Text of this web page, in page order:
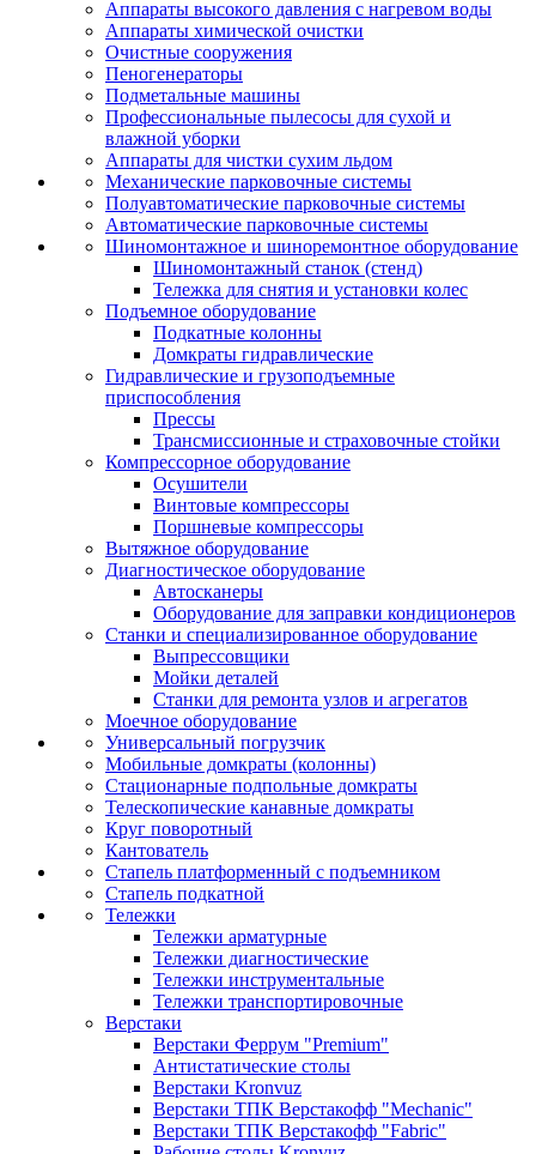
Аппараты высокого давления с нагревом воды
Аппараты химической очистки
Очистные сооружения
Пеногенераторы
Подметальные машины
Профессиональные пылесосы для сухой и
влажной уборки
Аппараты для чистки сухим льдом
Механические парковочные системы
Полуавтоматические парковочные системы
Автоматические парковочные системы
Шиномонтажное и шиноремонтное оборудование
Шиномонтажный станок (стенд)
Тележка для снятия и установки колес
Подъемное оборудование
Подкатные колонны
Домкраты гидравлические
Гидравлические и грузоподъемные
приспособления
Прессы
Трансмиссионные и страховочные стойки
Компрессорное оборудование
Осушители
Винтовые компрессоры
Поршневые компрессоры
Вытяжное оборудование
Диагностическое оборудование
Автосканеры
Оборудование для заправки кондиционеров
Станки и специализированное оборудование
Выпрессовщики
Мойки деталей
Станки для ремонта узлов и агрегатов
Моечное оборудование
Универсальный погрузчик
Мобильные домкраты (колонны)
Стационарные подпольные домкраты
Телескопические канавные домкраты
Круг поворотный
Кантователь
Стапель платформенный с подъемником
Стапель подкатной
Тележки
Тележки арматурные
Тележки диагностические
Тележки инструментальные
Тележки транспортировочные
Верстаки
Верстаки Феррум "Premium"
Антистатические столы
Верстаки Kronvuz
Верстаки ТПК Верстакофф "Mechanic"
Верстаки ТПК Верстакофф "Fabric"